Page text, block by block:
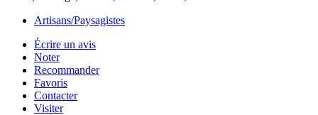
Artisans/Paysagistes
Écrire un avis
Noter
Recommander
Favoris
Contacter
Visiter